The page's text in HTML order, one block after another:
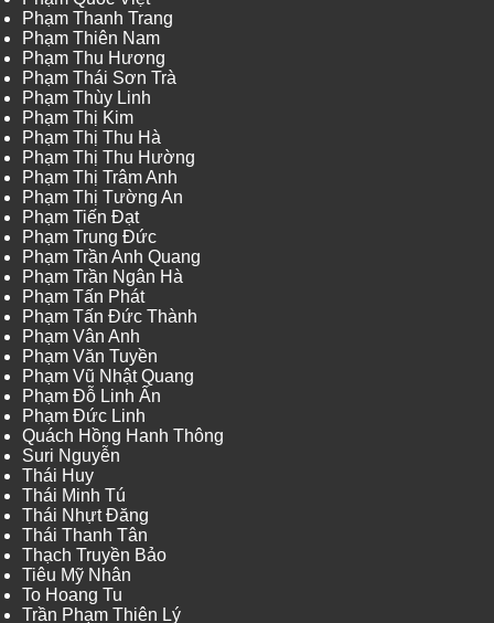
Phạm Thanh Trang
Phạm Thiên Nam
Phạm Thu Hương
Phạm Thái Sơn Trà
Phạm Thùy Linh
Phạm Thị Kim
Phạm Thị Thu Hà
Phạm Thị Thu Hường
Phạm Thị Trâm Anh
Phạm Thị Tường An
Phạm Tiến Đạt
Phạm Trung Đức
Phạm Trần Anh Quang
Phạm Trần Ngân Hà
Phạm Tấn Phát
Phạm Tấn Đức Thành
Phạm Vân Anh
Phạm Văn Tuyền
Phạm Vũ Nhật Quang
Phạm Đỗ Linh Ấn
Phạm Đức Linh
Quách Hồng Hanh Thông
Suri Nguyễn
Thái Huy
Thái Minh Tú
Thái Nhựt Đăng
Thái Thanh Tân
Thạch Truyền Bảo
Tiêu Mỹ Nhân
To Hoang Tu
Trần Phạm Thiên Lý